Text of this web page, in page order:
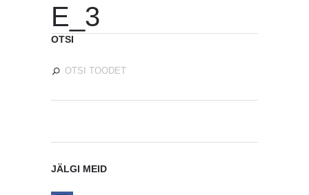
E_3
OTSI
JÄLGI MEID